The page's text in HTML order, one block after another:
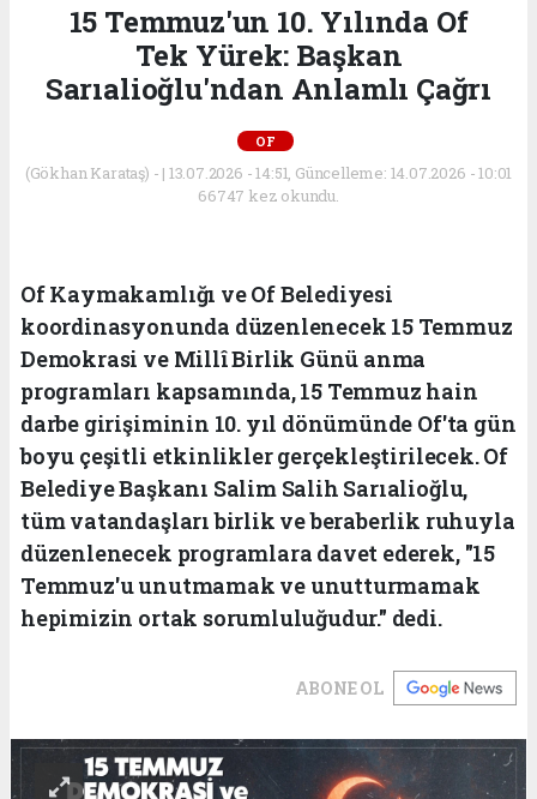
15 Temmuz'un 10. Yılında Of
Tek Yürek: Başkan
Sarıalioğlu'ndan Anlamlı Çağrı
OF
(Gökhan Karataş) - | 13.07.2026 - 14:51, Güncelleme: 14.07.2026 - 10:01
66747 kez okundu.
Of Kaymakamlığı ve Of Belediyesi
koordinasyonunda düzenlenecek 15 Temmuz
Demokrasi ve Millî Birlik Günü anma
programları kapsamında, 15 Temmuz hain
darbe girişiminin 10. yıl dönümünde Of'ta gün
boyu çeşitli etkinlikler gerçekleştirilecek. Of
Belediye Başkanı Salim Salih Sarıalioğlu,
tüm vatandaşları birlik ve beraberlik ruhuyla
düzenlenecek programlara davet ederek, "15
Temmuz'u unutmamak ve unutturmamak
hepimizin ortak sorumluluğudur." dedi.
ABONE OL